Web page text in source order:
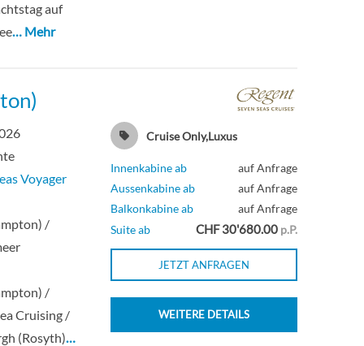
auf
… Mehr
Voyager
/
/
Cruising /
(Rosyth)…
Cruise Only,Luxus
Innenkabine ab
auf Anfrage
Aussenkabine ab
auf Anfrage
Balkonkabine ab
auf Anfrage
Suite ab
CHF 30'680.00 p.P.
JETZT ANFRAGEN
WEITERE DETAILS